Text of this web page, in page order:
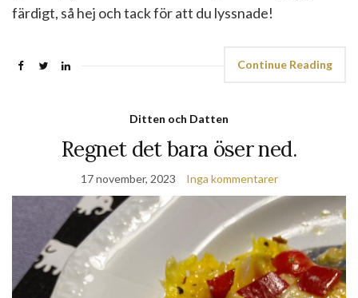
färdigt, så hej och tack för att du lyssnade!
Continue Reading
Ditten och Datten
Regnet det bara öser ned.
17 november, 2023 Inga kommentarer